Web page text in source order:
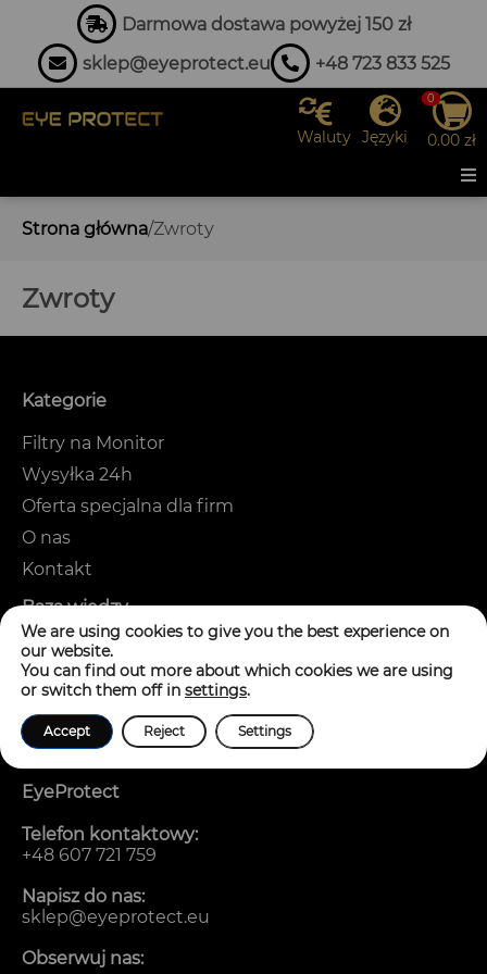
Darmowa dostawa powyżej 150 zł
sklep@eyeprotect.eu
+48 723 833 525
Waluty Języki
0
0.00 zł
Strona główna/Zwroty
Zwroty
We are using cookies to give you the best experience on
our website.
You can find out more about which cookies we are using
or switch them off in settings.
Accept Reject Settings
Kategorie
Filtry na Monitor
Wysyłka 24h
Oferta specjalna dla firm
O nas
Kontakt
Baza wiedzy
Jak dobrać okulary do twarzy, oczu, włosów i
karnacji?
Okulary blokujące niebieskie światło – co mówi
nauka?
Najczęściej zadawane pytania
EyeProtect
Telefon kontaktowy:
+48 607 721 759
Napisz do nas:
sklep@eyeprotect.eu
Obserwuj nas: